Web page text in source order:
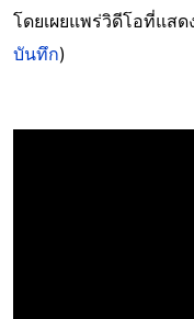
โดยเผยแพร่วิดีโอที่แส
บันทึก)